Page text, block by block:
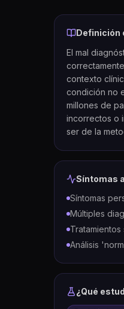
Definición
El mal
contexto
condición no
millones de
incorrectos o
ser de la
Síntomas
Síntomas
Múltiples
Análisis
¿Qué